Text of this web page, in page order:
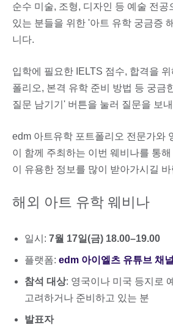
순수 미술, 조형, 디자인 등 예술 전공
있는 분들을 위한 '아트 유학 궁금증
니다.
입학에 필요한 IELTS 점수, 합격을
폴리오, 본격 유학 준비 방법 등 궁금
질문 남기기' 버튼을 눌러 질문을 보
edm 아트유학 포트폴리오 전문가와
이 함께 주최하는 이번 웨비나를 통
이 유용한 정보를 많이 받아가시길
해외 아트 유학 웨비나
일시: 7월 17일(금) 18.00–19.00
플랫폼: edm 아이엘츠 유튜브 채
참석 대상: 영국이나 미국 등지로
고려하거나 준비하고 있는 분
발표자